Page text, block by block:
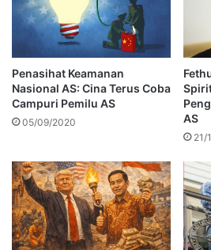
Penasihat Keamanan
Nasional AS: Cina Terus Coba
Campuri Pemilu AS
05/09/2020
AS
21/